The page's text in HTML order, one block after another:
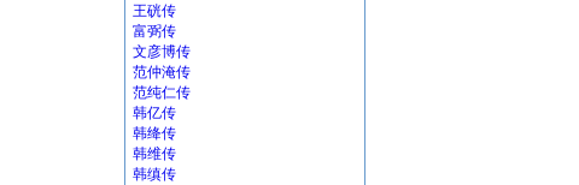
王硄传
富弼传
文彦博传
范仲淹传
范纯仁传
韩亿传
韩绛传
韩维传
韩缜传